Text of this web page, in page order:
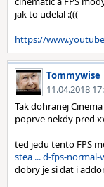
jak to udelal :(((
https://
Tommywise
11.04.2018
Tak dohranej
poprve nekdy pred
ted jedu tento FPS
stea ... d-fps-normal-
dobry je si dat i